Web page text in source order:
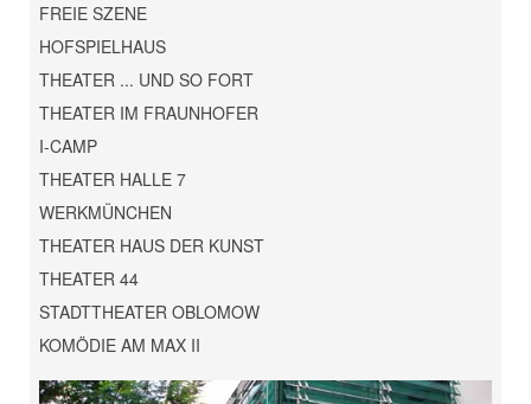
FREIE SZENE
HOFSPIELHAUS
THEATER ... UND SO FORT
THEATER IM FRAUNHOFER
I-CAMP
THEATER HALLE 7
WERKMÜNCHEN
THEATER HAUS DER KUNST
THEATER 44
STADTTHEATER OBLOMOW
KOMÖDIE AM MAX II